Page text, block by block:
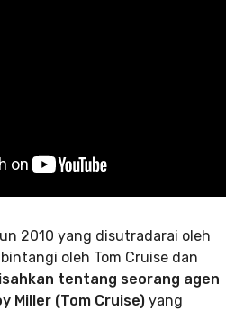
2010 yang disutradarai oleh
oleh Tom Cruise dan
tentang seorang agen
Miller (Tom Cruise) yang